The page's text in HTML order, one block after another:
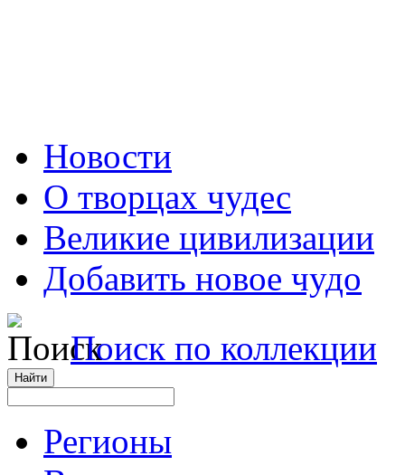
Новости
О творцах чудес
Великие цивилизации
Добавить новое чудо
Поиск по коллекции
Регионы